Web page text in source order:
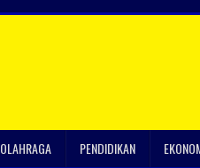
OLAHRAGA PENDIDIKAN